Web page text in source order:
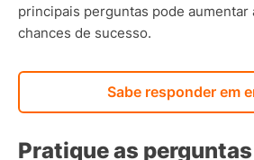
principais perguntas pode aumentar
chances de sucesso.
Sabe responder em
Pratique as